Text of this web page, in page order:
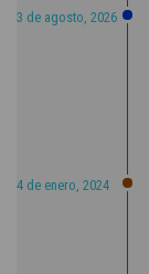
3 de agosto, 2026
4 de enero, 2024